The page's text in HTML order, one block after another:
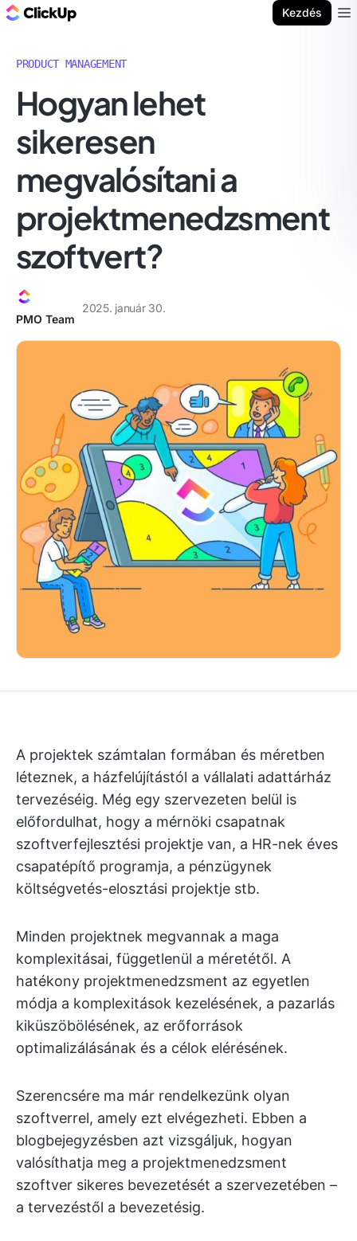
Kezdés
PRODUCT MANAGEMENT
Hogyan lehet
sikeresen
megvalósítani a
projektmenedzsment
szoftvert?
PMO Team
2025. január 30.
A projektek számtalan formában és méretben
léteznek, a házfelújítástól a vállalati adattárház
tervezéséig. Még egy szervezeten belül is
előfordulhat, hogy a mérnöki csapatnak
szoftverfejlesztési projektje van, a HR-nek éves
csapatépítő programja, a pénzügynek
költségvetés-elosztási projektje stb.
Minden projektnek megvannak a maga
komplexitásai, függetlenül a méretétől. A
hatékony projektmenedzsment az egyetlen
módja a komplexitások kezelésének, a pazarlás
kiküszöbölésének, az erőforrások
optimalizálásának és a célok elérésének.
Szerencsére ma már rendelkezünk olyan
szoftverrel, amely ezt elvégezheti. Ebben a
blogbejegyzésben azt vizsgáljuk, hogyan
valósíthatja meg a projektmenedzsment
szoftver sikeres bevezetését a szervezetében –
a tervezéstől a bevezetésig.